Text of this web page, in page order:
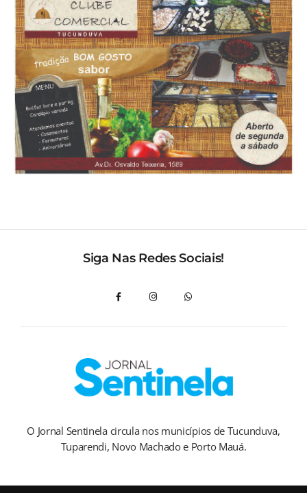
Siga Nas Redes Sociais!
O Jornal Sentinela circula nos municípios de Tucunduva,
Tuparendi, Novo Machado e Porto Mauá.